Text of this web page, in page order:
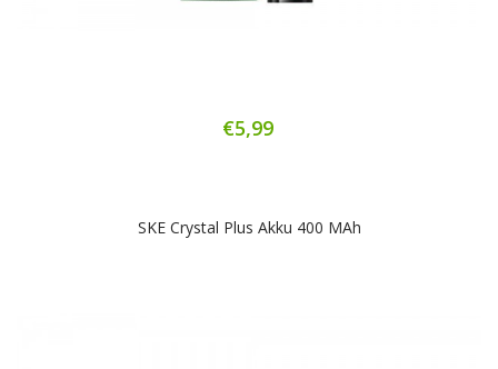
€5,99
SKE Crystal Plus Akku 400 MAh